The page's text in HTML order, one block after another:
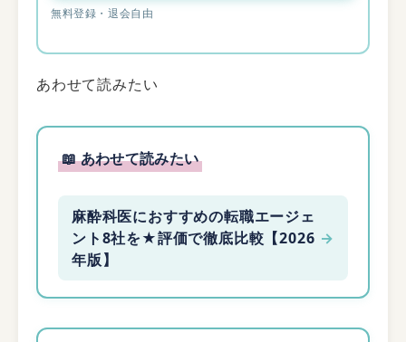
無料登録・退会自由
あわせて読みたい
📖 あわせて読みたい
麻酔科医におすすめの転職エージェ
ント8社を★評価で徹底比較【2026
年版】
→